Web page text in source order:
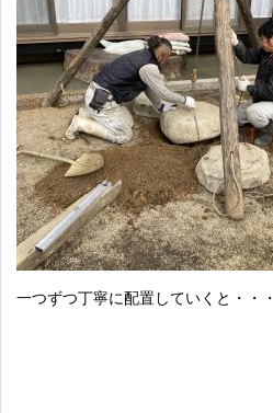
一つずつ丁寧に配置していくと・・・